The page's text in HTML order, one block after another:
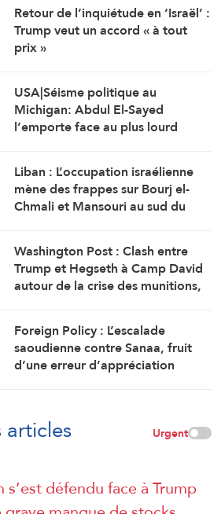
Retour de l’inquiétude en ‘Israël’ :
Trump veut un accord « à tout
prix »
USA|Séisme politique au
Michigan: Abdul El-Sayed
l’emporte face au plus lourd
Liban : L’occupation israélienne
mène des frappes sur Bourj el-
Chmali et Mansouri au sud du
Washington Post : Clash entre
Trump et Hegseth à Camp David
autour de la crise des munitions,
Foreign Policy : L’escalade
saoudienne contre Sanaa, fruit
d’une erreur d’appréciation
articles Urgent
défendu face à Trump